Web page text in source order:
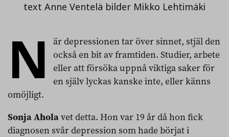
text Anne Ventelä bilder Mikko Lehtimäki
N
är depressionen tar över sinnet, stjäl den
också en bit av framtiden. Studier, arbete
eller att försöka uppnå viktiga saker för
en själv lyckas kanske inte, eller känns
omöjligt.
Sonja Aholavet detta. Hon var 19 år då hon fick
diagnosen svår depression som hade börjat i